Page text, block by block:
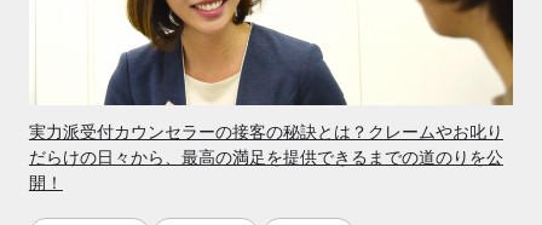
実力派受付カウンセラーの接客の秘訣とは？クレームやお叱り
だらけの日々から、最高の満足を提供できるまでの道のりを公
開！